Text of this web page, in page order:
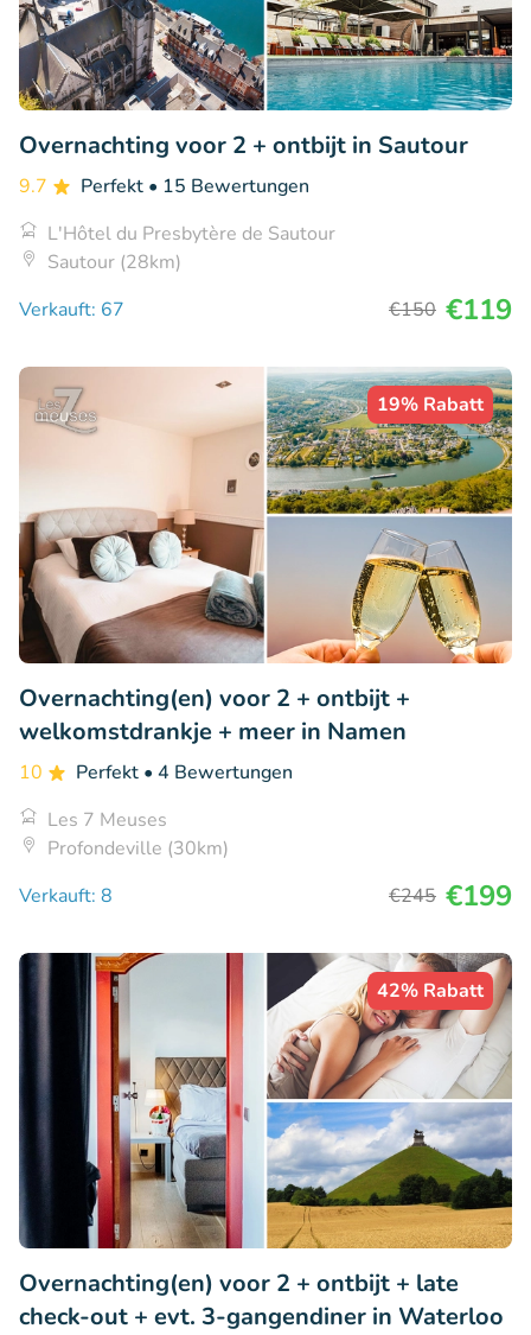
Overnachting voor 2 + ontbijt in Sautour
9.7 Perfekt • 15 Bewertungen
L'Hôtel du Presbytère de Sautour
Sautour (28km)
Verkauft: 67
€150 €119
19% Rabatt
Overnachting(en) voor 2 + ontbijt +
welkomstdrankje + meer in Namen
10 Perfekt • 4 Bewertungen
Les 7 Meuses
Profondeville (30km)
Verkauft: 8
€245 €199
42% Rabatt
Overnachting(en) voor 2 + ontbijt + late
check-out + evt. 3-gangendiner in Waterloo